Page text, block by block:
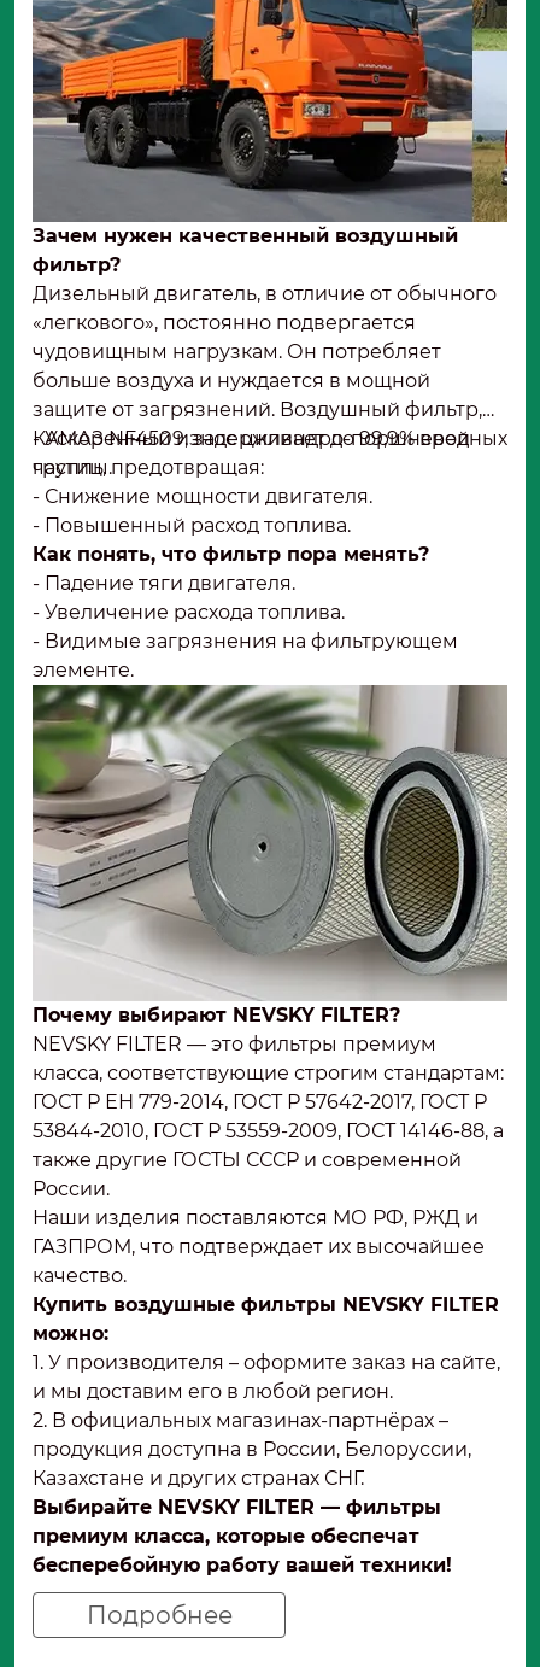
Зачем нужен качественный воздушный
фильтр?
Дизельный двигатель, в отличие от обычного
«легкового», постоянно подвергается
чудовищным нагрузкам. Он потребляет
больше воздуха и нуждается в мощной
защите от загрязнений. Воздушный фильтр,
КАМАЗ NF4509, задерживает до 99,9% вредных
частиц, предотвращая:
- Ускоренный износ цилиндро-поршневой
группы.
- Снижение мощности двигателя.
- Повышенный расход топлива.
Как понять, что фильтр пора менять?
- Падение тяги двигателя.
- Увеличение расхода топлива.
- Видимые загрязнения на фильтрующем
элементе.
Почему выбирают NEVSKY FILTER?
NEVSKY FILTER — это фильтры премиум
класса, соответствующие строгим стандартам:
ГОСТ Р ЕН 779-2014, ГОСТ Р 57642-2017, ГОСТ Р
53844-2010, ГОСТ Р 53559-2009, ГОСТ 14146-88, а
также другие ГОСТЫ СССР и современной
России.
Наши изделия поставляются МО РФ, РЖД и
ГАЗПРОМ, что подтверждает их высочайшее
качество.
Купить воздушные фильтры NEVSKY FILTER
можно:
1. У производителя – оформите заказ на сайте,
и мы доставим его в любой регион.
2. В официальных магазинах-партнёрах –
продукция доступна в России, Белоруссии,
Казахстане и других странах СНГ.
Выбирайте NEVSKY FILTER — фильтры
премиум класса, которые обеспечат
бесперебойную работу вашей техники!
Подробнее